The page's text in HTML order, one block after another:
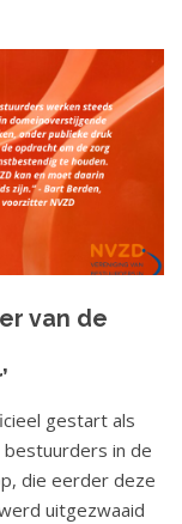
van de
gestart als
in de
die eerder deze
uitgezwaaid